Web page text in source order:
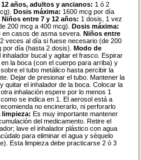
años, adultos y ancianos: 1 ó 2
Dosis máxima: 1600 mcg por día
Niños entre 7 y 12 años: 1 dosis, 1 vez
200 mcg a 400 mcg). Dosis máxima:
casos de asma severa. Niños entre
veces al día si fuese necesario (de 200
por día (hasta 2 dosis). Modo de
inhalador bucal y agitar el frasco. Espirar
la boca (con el cuerpo para arriba) y
el tubo metálico hasta percibir la
Dejar de presionar el tubo. Mantener la
quitar el inhalador de la boca. Colocar la
inhalación espere por lo menos 1
se indica en 1. El aerosol está a
no encinerarlo, ni perforarlo
limpieza: Es muy importante mantener
del medicamento. Retire el
lave el inhalador plástico con agua
para eliminar el agua y séquelo
Esta limpieza debe practicarse 2 ó 3